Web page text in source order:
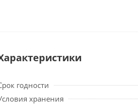
годности
хранения